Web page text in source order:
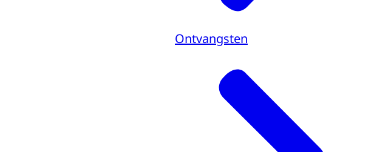
Ontvangsten